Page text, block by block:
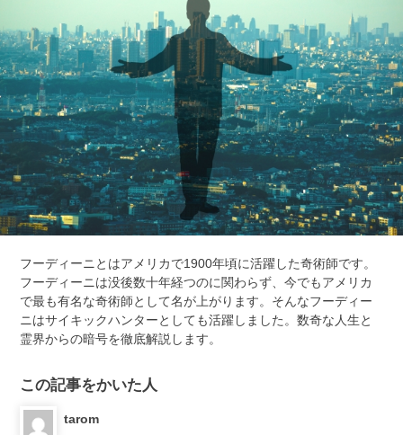
フーディーニとはアメリカで1900年頃に活躍した奇術師です。
フーディーニは没後数十年経つのに関わらず、今でもアメリカ
で最も有名な奇術師として名が上がります。そんなフーディー
ニはサイキックハンターとしても活躍しました。数奇な人生と
霊界からの暗号を徹底解説します。
この記事をかいた人
tarom